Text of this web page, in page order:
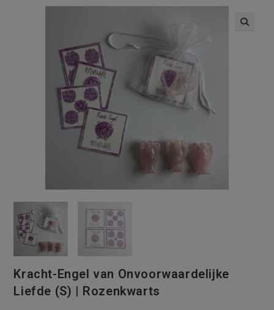
Kracht-Engel van Onvoorwaardelijke
Liefde (S) | Rozenkwarts